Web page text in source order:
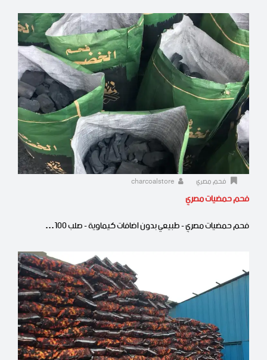
فحم مصري
فحم حمضيات مصري
فحم حمضيات مصري - طبيعي بدون اضافات كيماوية - صلب 100…